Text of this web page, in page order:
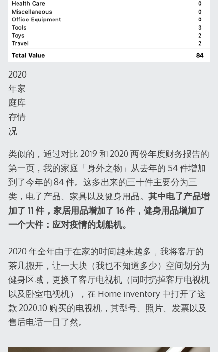
2020
年家
庭库
存情
况
类似的，通过对比 2019 和 2020 两份年度财务报告的
第一页，我的家庭「身外之物」从去年的 54 件增加
到了今年的 84 件。这多出来的三十件主要分为三
类，电子产品、家具以及健身用品。 其中电子产品增
加了 11 件，家居用品增加了 16 件，健身用品增加了
一个大件：应对疫情的划船机。
2020 年全年由于在家的时间越来越多，我将客厅的
茶几搬开，让一大块（我也不知道多少）空间划分为
健身区域，更换了客厅电视机（同时扔掉客厅电视机
以及卧室电视机），在 Home inventory 中打开了这
款 2020.10 购买的电视机，其型号、照片、发票以及
售后电话一目了然。